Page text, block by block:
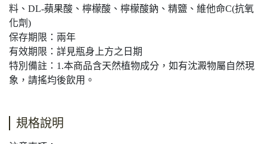
料、DL-蘋果酸、檸檬酸、檸檬酸鈉、精鹽、維他命C(抗氧
化劑)
保存期限：兩年
有效期限：詳見瓶身上方之日期
特別備註：1.本商品含天然植物成分，如有沈澱物屬自然現
象，請搖均後飲用。
規格說明